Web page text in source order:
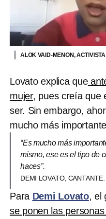
ALOK VAID-MENON,
Lovato explica que
mujer, pues creía que
ser. Sin embargo,
mucho más
“Es mucho más
mismo, ese es el tipo de
haces”.
DEMI LOVATO, CANTANTE.
Para Demi Lovato, el
se ponen las personas